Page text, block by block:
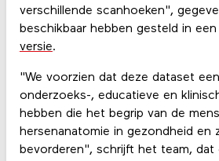
verschillende scanhoeken",
beschikbaar hebben gesteld in een
versie.
"We voorzien dat deze dataset
onderzoeks-, educatieve en
hebben die het begrip van de
hersenanatomie in gezondheid en
bevorderen", schrijft het team, dat